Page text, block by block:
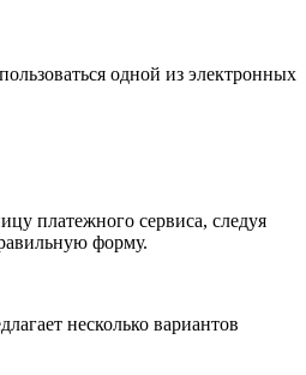
одной из электронных
платежного сервиса, следуя
форму.
несколько вариантов